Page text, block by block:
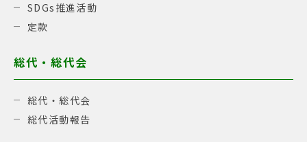
SDGs推進活動
定款
総代・総代会
総代・総代会
総代活動報告